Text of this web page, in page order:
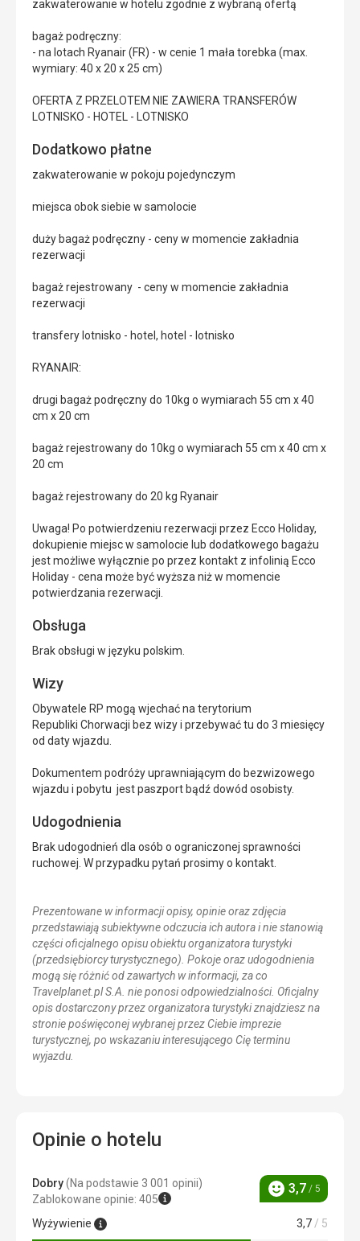
zakwaterowanie w hotelu zgodnie z wybraną ofertą
bagaż podręczny:
- na lotach Ryanair (FR) - w cenie 1 mała torebka (max.
wymiary: 40 x 20 x 25 cm)
OFERTA Z PRZELOTEM NIE ZAWIERA TRANSFERÓW
LOTNISKO - HOTEL - LOTNISKO
Dodatkowo płatne
zakwaterowanie w pokoju pojedynczym
miejsca obok siebie w samolocie
duży bagaż podręczny - ceny w momencie zakładnia
rezerwacji
bagaż rejestrowany - ceny w momencie zakładnia
rezerwacji
transfery lotnisko - hotel, hotel - lotnisko
RYANAIR:
drugi bagaż podręczny do 10kg o wymiarach 55 cm x 40
cm x 20 cm
bagaż rejestrowany do 10kg o wymiarach 55 cm x 40 cm x
20 cm
bagaż rejestrowany do 20 kg Ryanair
Uwaga! Po potwierdzeniu rezerwacji przez Ecco Holiday,
dokupienie miejsc w samolocie lub dodatkowego bagażu
jest możliwe wyłącznie po przez kontakt z infolinią Ecco
Holiday - cena może być wyższa niż w momencie
potwierdzania rezerwacji.
Obsługa
Brak obsługi w języku polskim.
Wizy
Obywatele RP mogą wjechać na terytorium
Republiki Chorwacji bez wizy i przebywać tu do 3 miesięcy
od daty wjazdu.
Dokumentem podróży uprawniającym do bezwizowego
wjazdu i pobytu jest paszport bądź dowód osobisty.
Udogodnienia
Brak udogodnień dla osób o ograniczonej sprawności
ruchowej. W przypadku pytań prosimy o kontakt.
Prezentowane w informacji opisy, opinie oraz zdjęcia
przedstawiają subiektywne odczucia ich autora i nie stanowią
części oficjalnego opisu obiektu organizatora turystyki
(przedsiębiorcy turystycznego). Pokoje oraz udogodnienia
mogą się różnić od zawartych w informacji, za co
Travelplanet.pl S.A. nie ponosi odpowiedzialności. Oficjalny
opis dostarczony przez organizatora turystyki znajdziesz na
stronie poświęconej wybranej przez Ciebie imprezie
turystycznej, po wskazaniu interesującego Cię terminu
wyjazdu.
Opinie o hotelu
Dobry(Na podstawie 3 001 opinii)
Zablokowane opinie: 405
Ocena
3,7 / 5
Wyżywienie 3,7/ 5